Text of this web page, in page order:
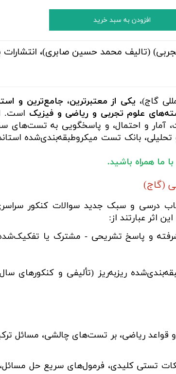
افزودن به سبد خرید
(تالیف محمد حسین صابری)، انتشارات
گاج)، یکی از معتبرترین، جامع‌ترین و
علوم تجربی و ریاضی و فیزیک است.
آمار و احتمال، و پاسخگویی به
بانک تست میکروطبقه‌بندی‌شده
ما همراه باشید.
(گاج)
درسی و سبک جدید سوالات کنکور
عبارتند از:
و پاسخ تشریحی - مشترک یا
ریزبه‌ریز (تألیفی و کنکورهای
قواعد ریاضی، بر تست‌های چالشی، مسائل
تستی کلیدی، فرمول‌های سریع حل